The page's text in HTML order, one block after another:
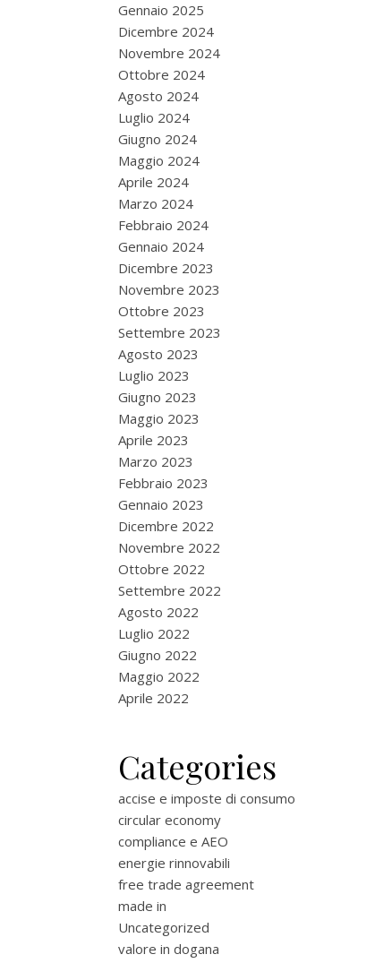
Gennaio 2025
Dicembre 2024
Novembre 2024
Ottobre 2024
Agosto 2024
Luglio 2024
Giugno 2024
Maggio 2024
Aprile 2024
Marzo 2024
Febbraio 2024
Gennaio 2024
Dicembre 2023
Novembre 2023
Ottobre 2023
Settembre 2023
Agosto 2023
Luglio 2023
Giugno 2023
Maggio 2023
Aprile 2023
Marzo 2023
Febbraio 2023
Gennaio 2023
Dicembre 2022
Novembre 2022
Ottobre 2022
Settembre 2022
Agosto 2022
Luglio 2022
Giugno 2022
Maggio 2022
Aprile 2022
Categories
accise e imposte di consumo
circular economy
compliance e AEO
energie rinnovabili
free trade agreement
made in
Uncategorized
valore in dogana